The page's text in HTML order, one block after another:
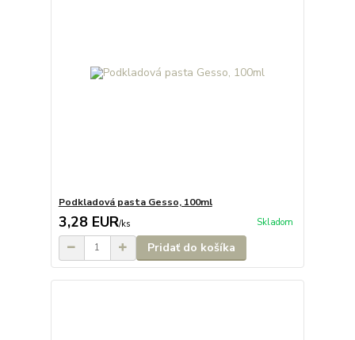
Podkladová pasta Gesso, 100ml
3,28 EUR/ks Skladom
Pridať do košíka